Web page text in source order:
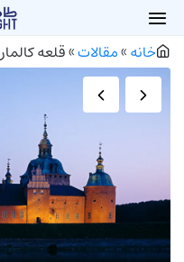
خانه»مقالات»قلعه کالمار